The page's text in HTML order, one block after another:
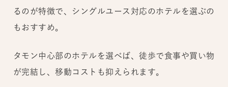
るのが特徴で、シングルユース対応のホテルを選ぶの
もおすすめ。
タモン中心部のホテルを選べば、徒歩で食事や買い物
が完結し、移動コストも抑えられます。